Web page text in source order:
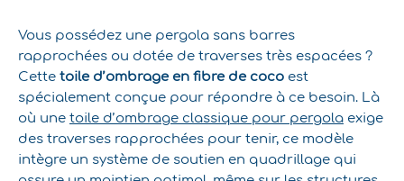
Vous possédez une pergola sans barres
rapprochées ou dotée de traverses très espacées ?
Cette toile d’ombrage en fibre de coco est
spécialement conçue pour répondre à ce besoin. Là
où une toile d’ombrage classique pour pergola exige
des traverses rapprochées pour tenir, ce modèle
intègre un système de soutien en quadrillage qui